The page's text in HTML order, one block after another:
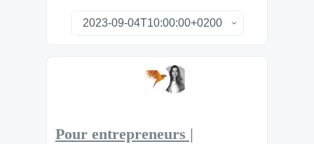
Pour entrepreneurs |